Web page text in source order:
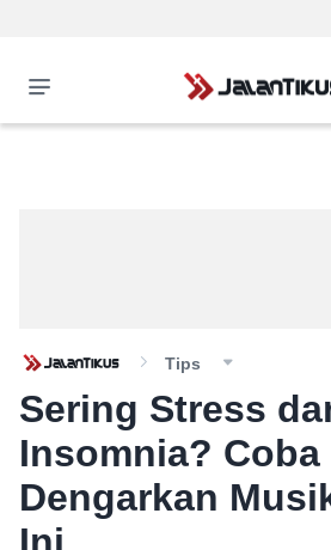
Tips
Sering Stress
Insomnia? Coba
Dengarkan